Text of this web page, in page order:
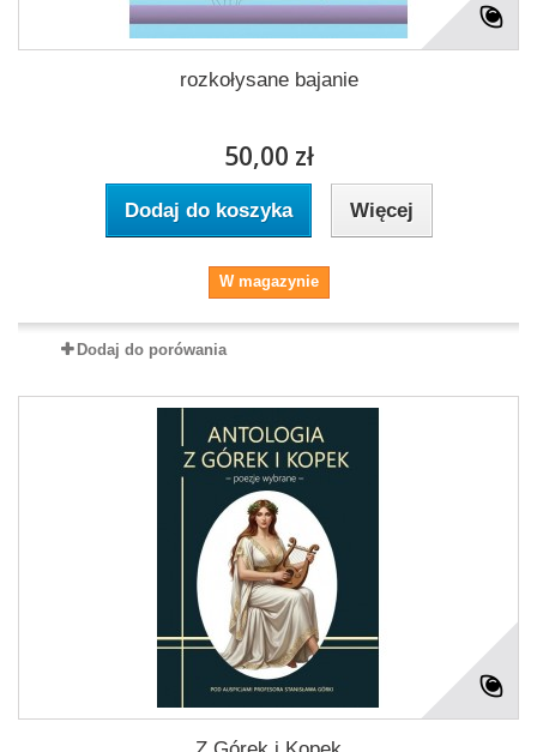
rozkołysane bajanie
50,00 zł
Dodaj do koszyka Więcej
W magazynie
Dodaj do porówania